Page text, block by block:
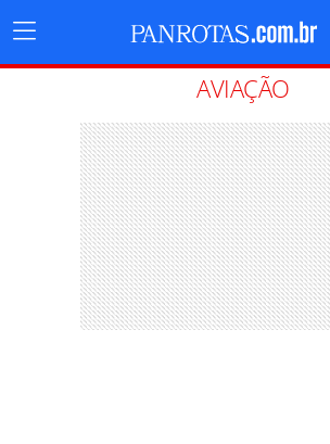
Menu
Principal
AVIAÇÃO